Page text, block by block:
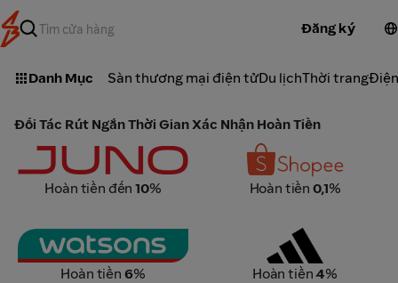
Đăng ký
Danh Mục Sàn thương mại điện tửDu lịchThời trang
Đối Tác Rút Ngắn Thời Gian Xác Nhận Hoàn Tiền
Juno
Hoàn tiền đến10%
Shopee
Hoàn tiền0,1%
Watsons
Hoàn tiền 6% Hoàn tiền4%